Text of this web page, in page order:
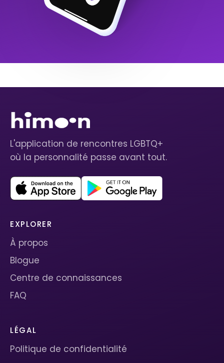
L'application de rencontres LGBTQ+
où la personnalité passe avant tout.
EXPLORER
À propos
Blogue
Centre de connaissances
FAQ
LÉGAL
Politique de confidentialité